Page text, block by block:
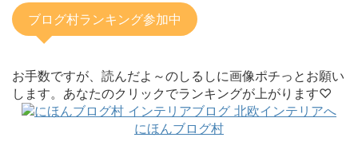
ブログ村ランキング参加中
お手数ですが、読んだよ～のしるしに画像ポチっとお願い
します。あなたのクリックでランキングが上がります♡
にほんブログ村